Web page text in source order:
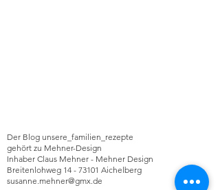
Der Blog unsere_familien_rezepte
gehört zu Mehner-Design
Inhaber Claus Mehner - Mehner Design
Breitenlohweg 14 - 73101 Aichelberg
susanne.mehner@gmx.de